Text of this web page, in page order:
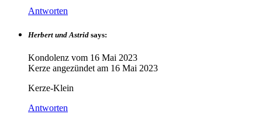
Antworten
Herbert und Astrid says:
Kondolenz vom 16 Mai 2023
Kerze angezündet am 16 Mai 2023
Kerze-Klein
Antworten